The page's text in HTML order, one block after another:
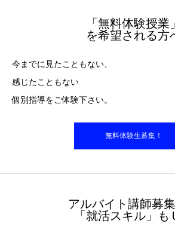
「無料体験授業」
を希望される方
今までに見たこともない、
感じたこともない
個別指導をご体験下さい。
無料体験生募集！
アルバイト講師募集
「就活スキル」も